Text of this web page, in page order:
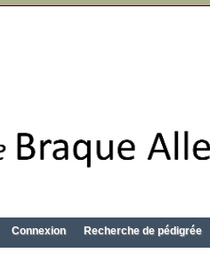
Connexion Recherche de pédigrée